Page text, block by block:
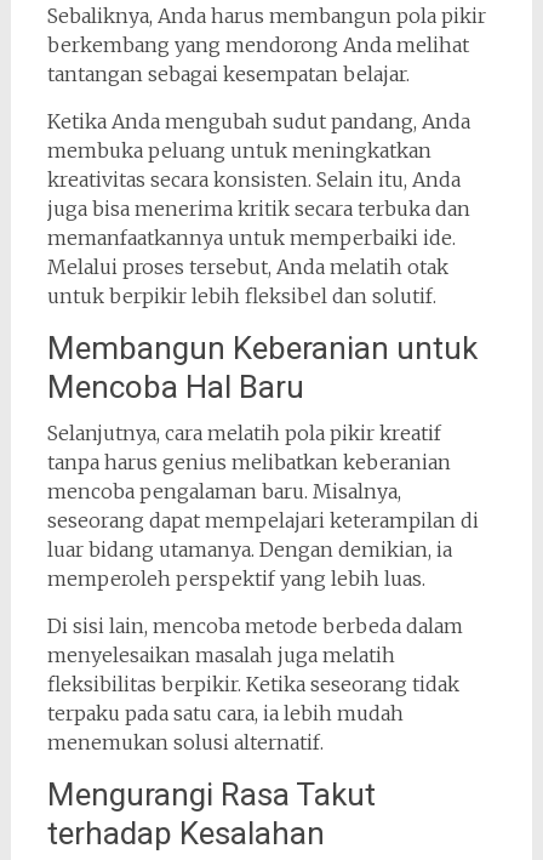
Sebaliknya, Anda harus membangun pola pikir
berkembang yang mendorong Anda melihat
tantangan sebagai kesempatan belajar.
Ketika Anda mengubah sudut pandang, Anda
membuka peluang untuk meningkatkan
kreativitas secara konsisten. Selain itu, Anda
juga bisa menerima kritik secara terbuka dan
memanfaatkannya untuk memperbaiki ide.
Melalui proses tersebut, Anda melatih otak
untuk berpikir lebih fleksibel dan solutif.
Membangun Keberanian untuk
Mencoba Hal Baru
Selanjutnya, cara melatih pola pikir kreatif
tanpa harus genius melibatkan keberanian
mencoba pengalaman baru. Misalnya,
seseorang dapat mempelajari keterampilan di
luar bidang utamanya. Dengan demikian, ia
memperoleh perspektif yang lebih luas.
Di sisi lain, mencoba metode berbeda dalam
menyelesaikan masalah juga melatih
fleksibilitas berpikir. Ketika seseorang tidak
terpaku pada satu cara, ia lebih mudah
menemukan solusi alternatif.
Mengurangi Rasa Takut
terhadap Kesalahan